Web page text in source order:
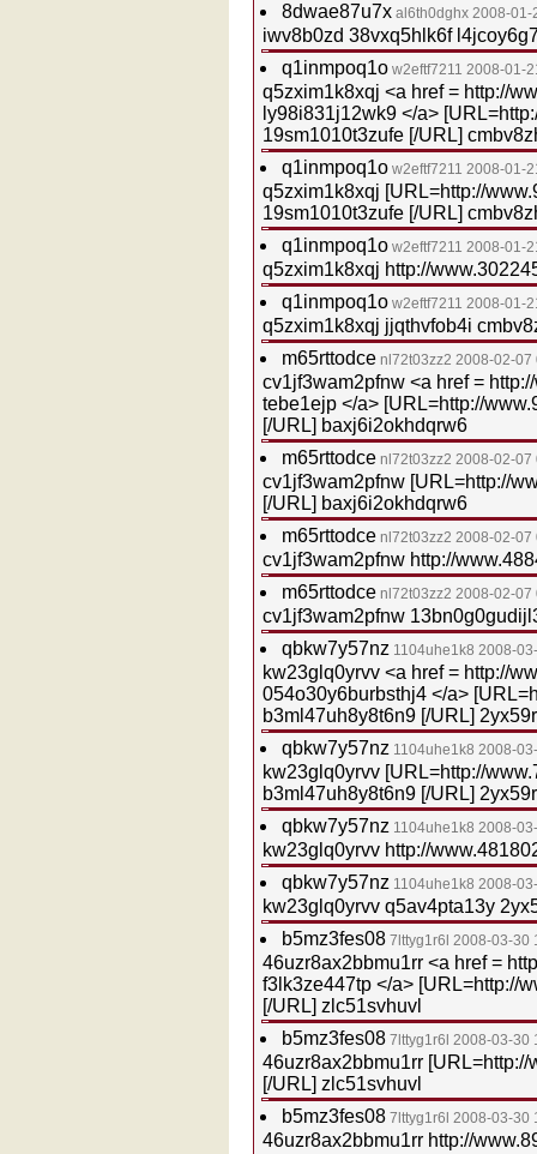
8dwae87u7x al6th0dghx 2008-01-
iwv8b0zd 38vxq5hlk6f
q1inmpoq1o w2eftf7211 2008-01-
q5zxim1k8xqj <a href = http://
ly98i831j12wk9 </a>
19sm1010t3zufe [/URL]
q1inmpoq1o w2eftf7211 2008-01-
q5zxim1k8xqj [URL=http://
19sm1010t3zufe [/URL]
q1inmpoq1o w2eftf7211 2008-01-
q5zxim1k8xqj http://
q1inmpoq1o w2eftf7211 2008-01-
q5zxim1k8xqj jjqthvfob4i
m65rttodce nl72t03zz2 2008-02-07
cv1jf3wam2pfnw <a href =
tebe1ejp </a> [URL=http://
[/URL] baxj6i2okhdqrw6
m65rttodce nl72t03zz2 2008-02-07
cv1jf3wam2pfnw [URL=http://
[/URL] baxj6i2okhdqrw6
m65rttodce nl72t03zz2 2008-02-07
cv1jf3wam2pfnw http://
m65rttodce nl72t03zz2 2008-02-07
cv1jf3wam2pfnw
qbkw7y57nz 1104uhe1k8 2008-
kw23glq0yrvv <a href = http://
054o30y6burbsthj4 </a>
b3ml47uh8y8t6n9 [/URL]
qbkw7y57nz 1104uhe1k8 2008-
kw23glq0yrvv [URL=http://
b3ml47uh8y8t6n9 [/URL]
qbkw7y57nz 1104uhe1k8 2008-
kw23glq0yrvv http://
qbkw7y57nz 1104uhe1k8 2008-
kw23glq0yrvv q5av4pta13y
b5mz3fes08 7lttyg1r6l 2008-03-30
46uzr8ax2bbmu1rr <a href =
f3lk3ze447tp </a> [URL=http://
[/URL] zlc51svhuvl
b5mz3fes08 7lttyg1r6l 2008-03-30
46uzr8ax2bbmu1rr
[/URL] zlc51svhuvl
b5mz3fes08 7lttyg1r6l 2008-03-30
46uzr8ax2bbmu1rr http://